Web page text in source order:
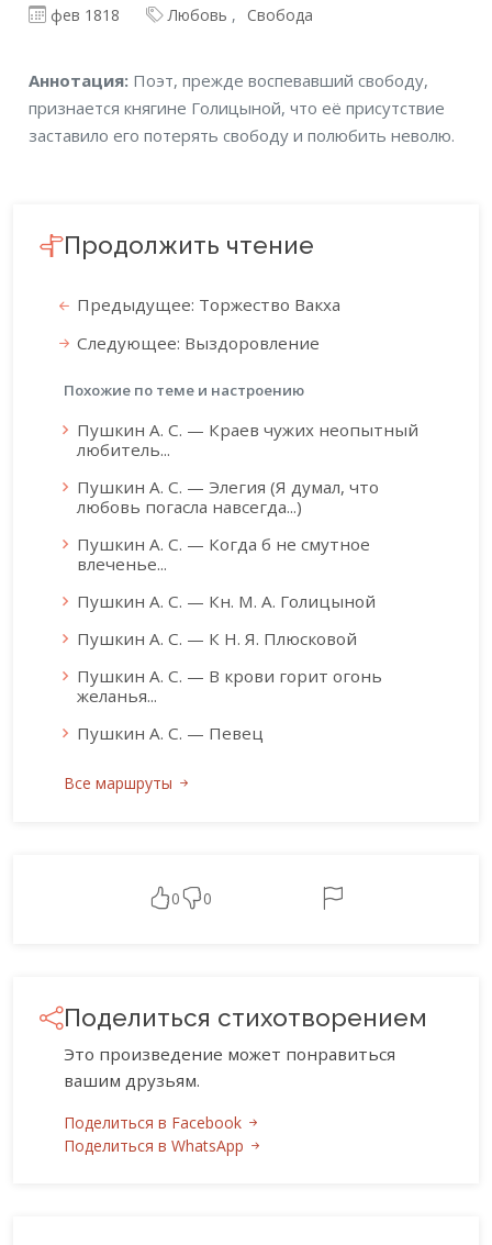
фев 1818 Любовь Свобода
Аннотация
Аннотация: Поэт, прежде воспевавший свободу,
признается княгине Голицыной, что её присутствие
заставило его потерять свободу и полюбить неволю.
Продолжить чтение
Предыдущее: Торжество Вакха
Следующее: Выздоровление
Похожие по теме и настроению
Пушкин А. С. — Краев чужих неопытный
любитель...
Пушкин А. С. — Элегия (Я думал, что
любовь погасла навсегда...)
Пушкин А. С. — Когда б не смутное
влеченье...
Пушкин А. С. — Кн. М. А. Голицыной
Пушкин А. С. — К Н. Я. Плюсковой
Пушкин А. С. — В крови горит огонь
желанья...
Пушкин А. С. — Певец
Все маршруты
0 0
Поделиться стихотворением
Это произведение может понравиться
вашим друзьям.
Поделиться в Facebook
Поделиться в WhatsApp